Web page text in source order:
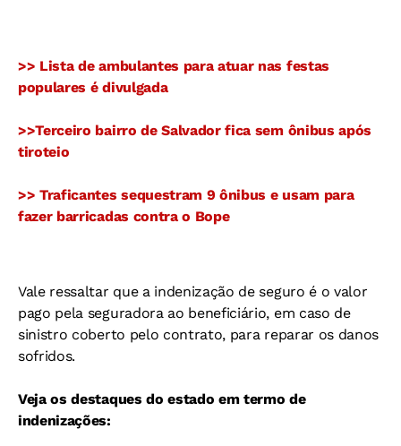
>> Lista de ambulantes para atuar nas festas
populares é divulgada
>>Terceiro bairro de Salvador fica sem ônibus após
tiroteio
>> Traficantes sequestram 9 ônibus e usam para
fazer barricadas contra o Bope
Vale ressaltar que a indenização de seguro é o valor
pago pela seguradora ao beneficiário, em caso de
sinistro coberto pelo contrato, para reparar os danos
sofridos.
Veja os destaques do estado em termo de
indenizações: